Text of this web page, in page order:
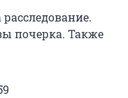
почерка. Также